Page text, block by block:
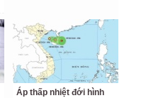
Áp thấp nhiệt đới hình